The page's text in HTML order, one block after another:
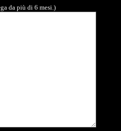
da più di 6 mesi.)